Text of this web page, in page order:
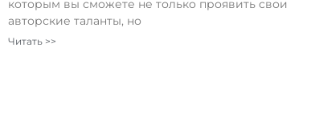
которым вы сможете не только проявить свои
авторские таланты, но
Читать >>